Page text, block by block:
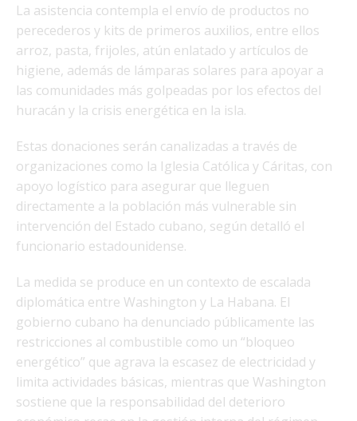
La asistencia contempla el envío de productos no
perecederos y kits de primeros auxilios, entre ellos
arroz, pasta, frijoles, atún enlatado y artículos de
higiene, además de lámparas solares para apoyar a
las comunidades más golpeadas por los efectos del
huracán y la crisis energética en la isla.
Estas donaciones serán canalizadas a través de
organizaciones como la Iglesia Católica y Cáritas, con
apoyo logístico para asegurar que lleguen
directamente a la población más vulnerable sin
intervención del Estado cubano, según detalló el
funcionario estadounidense.
La medida se produce en un contexto de escalada
diplomática entre Washington y La Habana. El
gobierno cubano ha denunciado públicamente las
restricciones al combustible como un “bloqueo
energético” que agrava la escasez de electricidad y
limita actividades básicas, mientras que Washington
sostiene que la responsabilidad del deterioro